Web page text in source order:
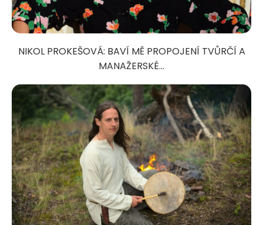
NIKOL PROKEŠOVÁ: BAVÍ MĚ PROPOJENÍ TVŮRČÍ A
MANAŽERSKÉ...